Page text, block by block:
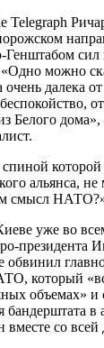
Telegraph
сил
можно
очень далека
Белого
спиной
альянса,
смысл
уже во
президента
который
объемах» и
бандерштата
вместе со